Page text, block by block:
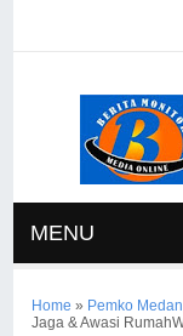
MENU
Home » Pemko Medan
Jaga & Awasi